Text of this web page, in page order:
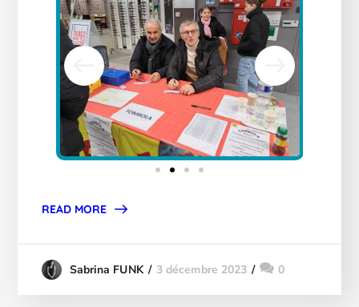
READ MORE
Sabrina FUNK 3 décembre 2023 0